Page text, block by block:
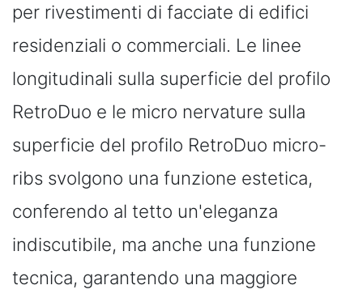
per rivestimenti di facciate di edifici
residenziali o commerciali. Le linee
longitudinali sulla superficie del profilo
RetroDuo e le micro nervature sulla
superficie del profilo RetroDuo micro-
ribs svolgono una funzione estetica,
conferendo al tetto un'eleganza
indiscutibile, ma anche una funzione
tecnica, garantendo una maggiore